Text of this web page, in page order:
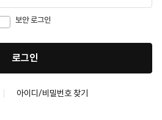
보안 로그인
로그인
아이디/비밀번호 찾기